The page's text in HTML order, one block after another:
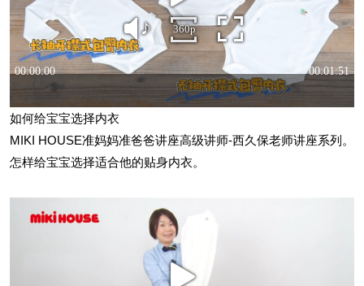
如何给宝宝选择内衣
MIKI HOUSE准妈妈准爸爸讲座高级讲师-西久保老师讲座系列。
怎样给宝宝选择适合他的贴身内衣。